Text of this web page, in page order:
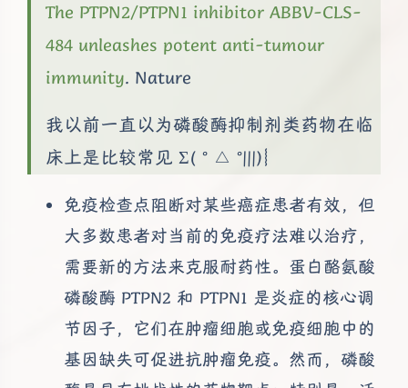
The PTPN2/PTPN1 inhibitor ABBV-CLS-
484 unleashes potent anti-tumour
immunity. Nature
我以前一直以为磷酸酶抑制剂类药物在临
床上是比较常见 Σ( ° △ °|||)︴
免疫检查点阻断对某些癌症患者有效，但
大多数患者对当前的免疫疗法难以治疗，
需要新的方法来克服耐药性。蛋白酪氨酸
磷酸酶 PTPN2 和 PTPN1 是炎症的核心调
节因子，它们在肿瘤细胞或免疫细胞中的
基因缺失可促进抗肿瘤免疫。然而，磷酸